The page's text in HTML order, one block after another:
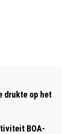
drukte op het
BOA-